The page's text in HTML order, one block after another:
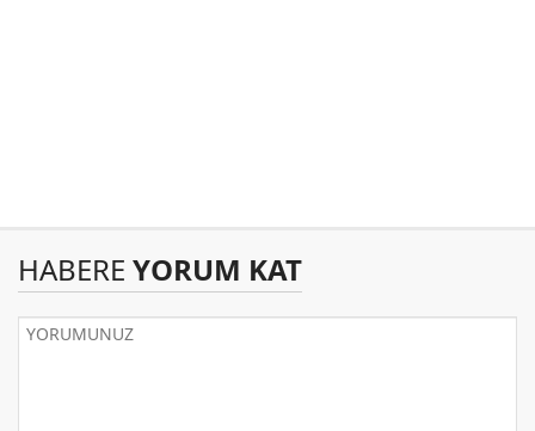
HABERE YORUM KAT